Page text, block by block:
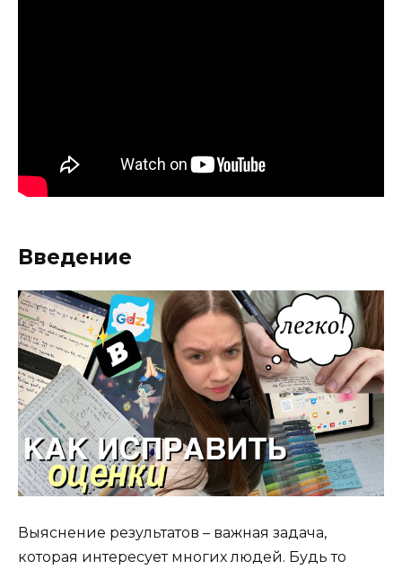
Введение
Выяснение результатов – важная задача,
которая интересует многих людей. Будь то